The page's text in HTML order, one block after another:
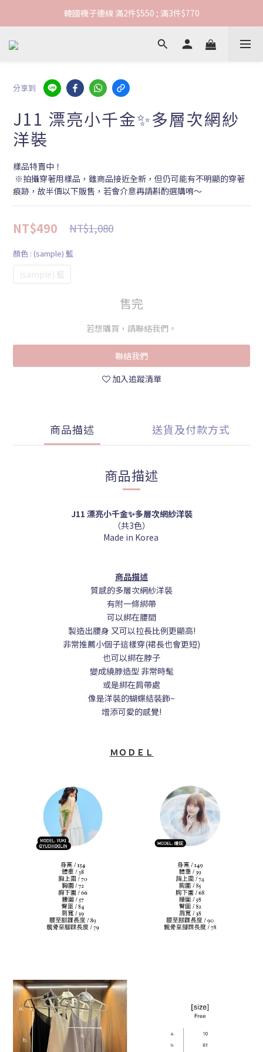
韓國襪子連線 滿2件$550 ; 滿3件$770
韓國襪子連線 滿2件$550 ; 滿3件$770
連線期間滿1000元享超商免運
分享到
J11 漂亮小千金✨多層次網紗
洋裝
樣品特賣中！
痕跡，故半價以下販售，若會介意再請斟酌選購唷～
NT$490 NT$1,080
顏色 : (sample) 藍
(sample) 藍
售完
若想購買，請聯絡我們。
聯絡我們
加入追蹤清單
商品描述 送貨及付款方式
商品描述
J11 漂亮小千金✨多層次網紗洋裝
（共3色）
Made in Korea
商品描述
質感的多層次網紗洋裝
有附一條綁帶
可以綁在腰間
製造出腰身 又可以拉長比例更顯高!
非常推薦小個子這樣穿(裙長也會更短)
也可以綁在脖子
變成繞脖造型 非常時髦
或是綁在肩帶處
像是洋裝的蝴蝶結裝飾~
增添可愛的感覺!
ＭＯＤＥＬ